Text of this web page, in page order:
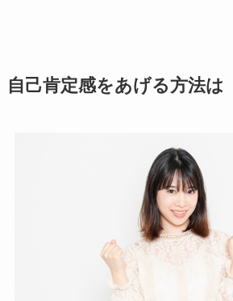
自己肯定感をあげる方法は